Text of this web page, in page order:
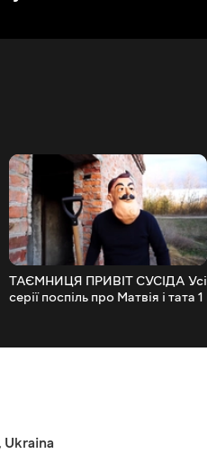
ТАЄМНИЦЯ ПРИВІТ СУСІДА Усі
серії поспіль про Матвія і тата 1
Ukraina